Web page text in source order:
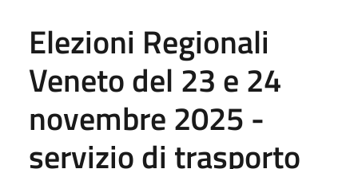
Elezioni Regionali
Veneto del 23 e 24
novembre 2025 -
servizio di trasporto